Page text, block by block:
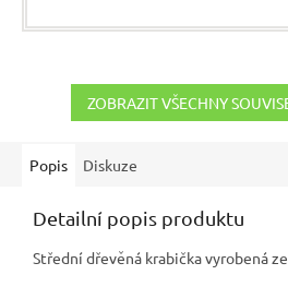
ZOBRAZIT VŠECHNY
Popis Diskuze
Detailní popis produktu
Střední dřevěná krabička vyrobená